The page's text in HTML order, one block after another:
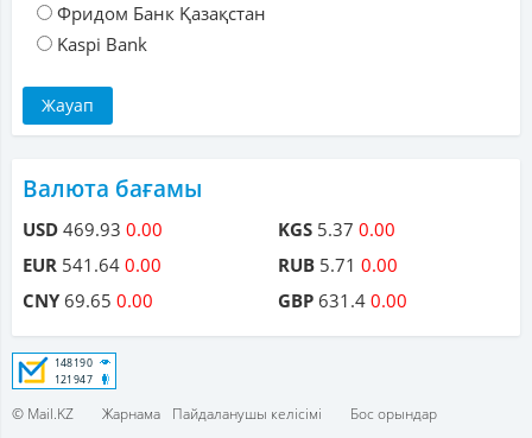
Фридом Банк Қазақстан
Kaspi Bank
Валюта бағамы
USD 469.93 0.00
EUR 541.64 0.00
CNY69.65 0.00
KGS 5.37 0.00
RUB 5.71 0.00
GBP 631.4 0.00
© Mail.KZ Жарнама Пайдаланушы келісімі Бос орындар